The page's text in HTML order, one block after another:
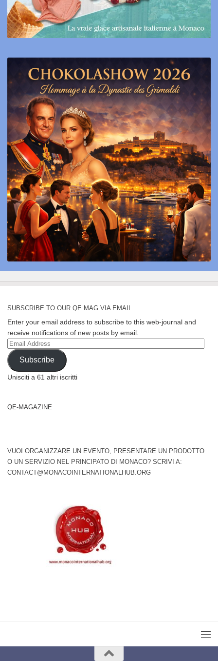
SUBSCRIBE TO OUR QE MAG VIA EMAIL
Enter your email address to subscribe to this web-journal and
receive notifications of new posts by email.
Email
Address
Subscribe
Unisciti a 61 altri iscritti
QE-MAGAZINE
VUOI ORGANIZZARE UN EVENTO, PRESENTARE UN PRODOTTO
O UN SERVIZIO NEL PRINCIPATO DI MONACO? SCRIVI A:
CONTACT@MONACOINTERNATIONALHUB.ORG